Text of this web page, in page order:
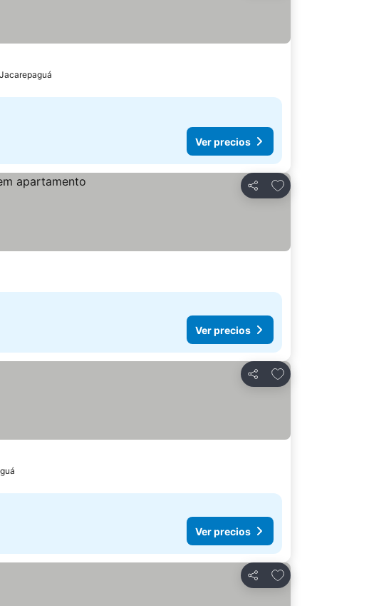
Ver precios
Compartir
Agregar a favoritos
Ver precios
Compartir
Agregar a favoritos
Ver precios
Compartir
Agregar a favoritos